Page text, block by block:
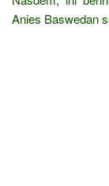
Anies Baswedan